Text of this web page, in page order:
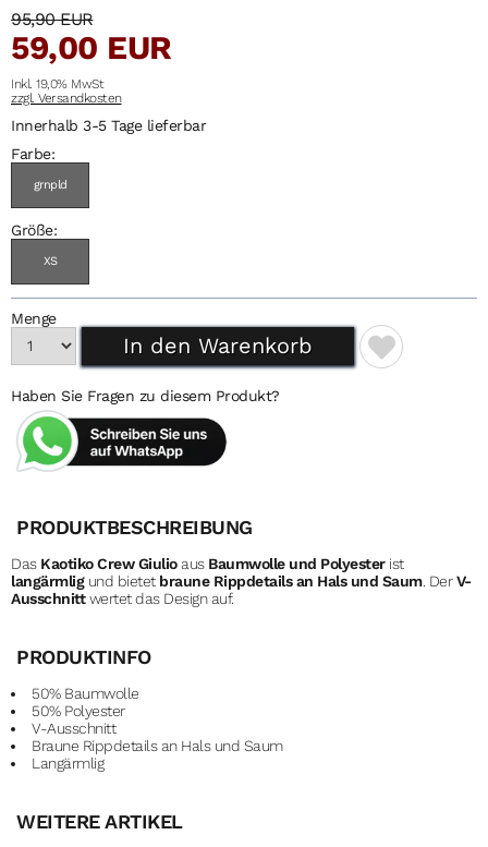
95,90 EUR
59,00 EUR
Inkl. 19,0% MwSt
zzgl. Versandkosten
Innerhalb 3-5 Tage lieferbar
Farbe:
grnpld
Größe:
XS
Menge
Haben Sie Fragen zu diesem Produkt?
PRODUKTBESCHREIBUNG
Das Kaotiko Crew Giulioaus Baumwolle und Polyesterist
langärmligund bietet braune Rippdetails an Hals und Saum. DerV-
Ausschnittwertet das Design auf.
PRODUKTINFO
50% Baumwolle
50% Polyester
V-Ausschnitt
Braune Rippdetails an Hals und Saum
Langärmlig
WEITERE ARTIKEL